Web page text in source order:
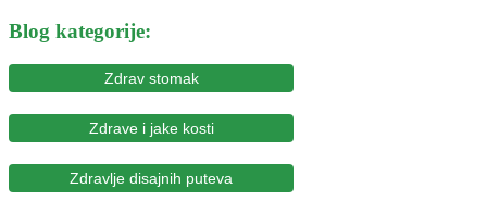
Blog kategorije:
Zdrav stomak
Zdrave i jake kosti
Zdravlje disajnih puteva